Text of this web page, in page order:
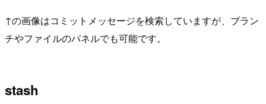
↑の画像はコミットメッセージを検索していますが、ブラン
チやファイルのパネルでも可能です。
stash